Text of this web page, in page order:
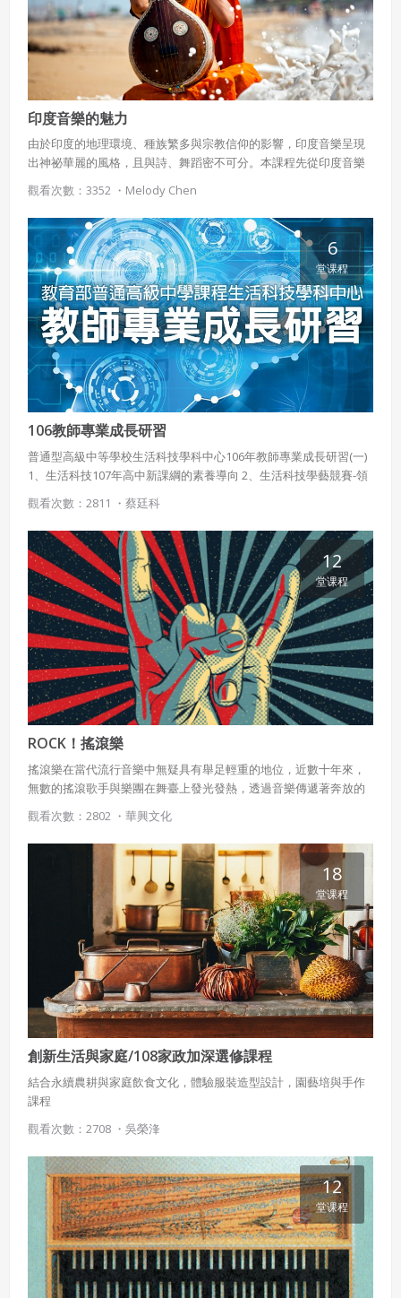
印度音樂的魅力
由於印度的地理環境、種族繁多與宗教信仰的影響，印度音樂呈現
出神祕華麗的風格，且與詩、舞蹈密不可分。本課程先從印度音樂
電影代表「寶萊塢」切入，再介紹傳統音樂文化與樂器（西塔琴、
薩洛琴、塔不拉鼓、維納琴等），並延伸認識亞洲其他地區音樂特
色。
觀看次數：3352 ・ Melody Chen
6
堂课程
106教師專業成長研習
普通型高級中等學校生活科技學科中心106年教師專業成長研習(一)
1、生活科技107年高中新課綱的素養導向 2、生活科技學藝競賽-領
隊會議暨關鍵材料教學 3、教材資料小組成果發表專題 壹、依據
一、依據教育部普通高級中學生活科技學科中心106年年度工作計畫
辦理。 貳、目的 一、配合十二年國民基本教育理念與實施之課程，
增進學科教師因應十二年國民基本教師之教學專業能力。 二、鼓勵
教師研習進修，提昇生活科技科教師專業知能，增加教師對於教材
的熟悉度，發揮教學成效。 參、辦理單位 一、指導單位：教育部國
民及學前教育署、普通高級中學課程課務發展工作圈 二、承辦單
位：生活科技科學科中心學校－新北市立板橋高級中學 三、協辦單
位：國立臺中第二高級中學、國立鳳山高級中學、國立花蓮女子高
級中學 肆、辦理內容 一、參加對象：全國公私立高中職及完全中學
生活科技教師，四區共160人。 二、研習日期與地點： 南區
106.4.18 週二（國立鳳山高級中學） 中區106.04.25 週二(臺中市立
臺中第二高級中學) 北區 106.05.02週二（新北市立板橋高級中學）
東區106.05.09 週二（國立花蓮女子高級中學）
觀看次數：2811 ・ 蔡廷科
12
堂课程
ROCK！搖滾樂
搖滾樂在當代流行音樂中無疑具有舉足輕重的地位，近數十年來，
無數的搖滾歌手與樂團在舞臺上發光發熱，透過音樂傳遞著奔放的
搖滾精神，這樣的一股熱潮究竟來自何方，又如何成為我們生活的
一部分呢？本課程透過各種相關的人事物，帶領同學認識搖滾樂的
影響力。
觀看次數：2802 ・ 華興文化
18
堂课程
創新生活與家庭/108家政加深選修課程
結合永續農耕與家庭飲食文化，體驗服裝造型設計，園藝培與手作
課程
觀看次數：2708 ・ 吳榮浲
12
堂课程
使用 Facebook 帳號登入
使用 Google 帳號登入
還沒有註冊帳號嗎？點擊立刻註冊
想起密碼了嗎？點擊
使用 Facebook 帳號註冊
使用 Google 帳號註冊
已閱讀使用條款和隱私政策
已經有註冊帳號了嗎？點擊立刻登入
緣會員有意願吉寶知識系統（本系統），經註冊本
系統表示您同意會員合約：
一、定義條款
授權內容：係指吉寶系統有限公司（吉寶系統公司）所有或
經授權使用而置放於吉寶知識系統網站或系統內之著作物。
衍生著作：係指就授權內容改作之創作。
違反前項約定者，本系統得終止會員資格。
三、著作權授權
會員得於本系統內使用授權內容，除經著作權人有標示採取
創用CC授權或其他授權者，會員不得重製、轉載、散布或類
似方法流通授權內容。
本系統防盜拷措施或類似措施，會員不得予以破解、破壞或
以其他方法規避。
會員使用本系統之費用，由吉寶系統公司定之並按月收取。
吉寶系統公司得不定期公告與調整費用。
四、會員授權
會員享有其創作之衍生著作的著作權，但會員同意吉寶系統
公司得於該著作權存續期間內無償使用，包括再授權之權
利。
本條約定不因本合約終止而失效。
五、聲明保證
會員聲明並保證會員於使用本系統時創作、上傳或張貼的著
作物，會員享有所有權或經合法授權。
我同意上述會員條款
同意上述條款，確定註冊